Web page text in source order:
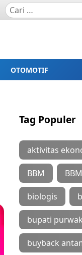
OTOMOTIF
Tag Populer
aktivitas
BBM
biologis
bupati
buyback